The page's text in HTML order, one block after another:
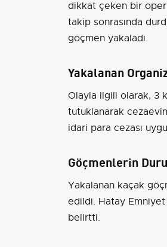
dikkat çeken bir
takip sonrasında
göçmen yakaladı.
Yakalanan
Olayla ilgili olarak, 3
tutuklanarak
idari para cezası
Göçmenlerin
Yakalanan kaçak
edildi. Hatay Emniyet
belirtti.